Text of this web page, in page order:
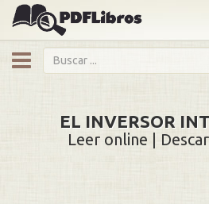
showmenu
EL INVERSOR
Leer online |